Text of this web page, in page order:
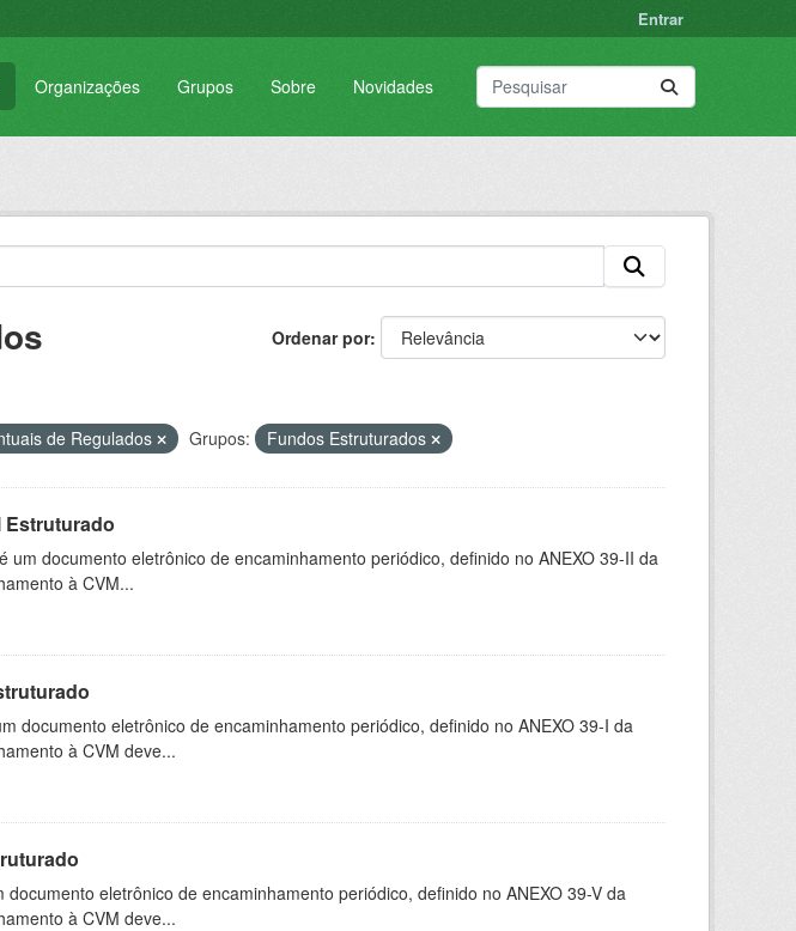
Entrar
Organizações Grupos Sobre Novidades
Ordenar por
de Regulados Grupos: Fundos Estruturados
Estruturado
um documento eletrônico de encaminhamento periódico, definido no ANEXO 39-II da
à CVM...
documento eletrônico de encaminhamento periódico, definido no ANEXO 39-I da
à CVM deve...
eletrônico de encaminhamento periódico, definido no ANEXO 39-V da
à CVM deve...